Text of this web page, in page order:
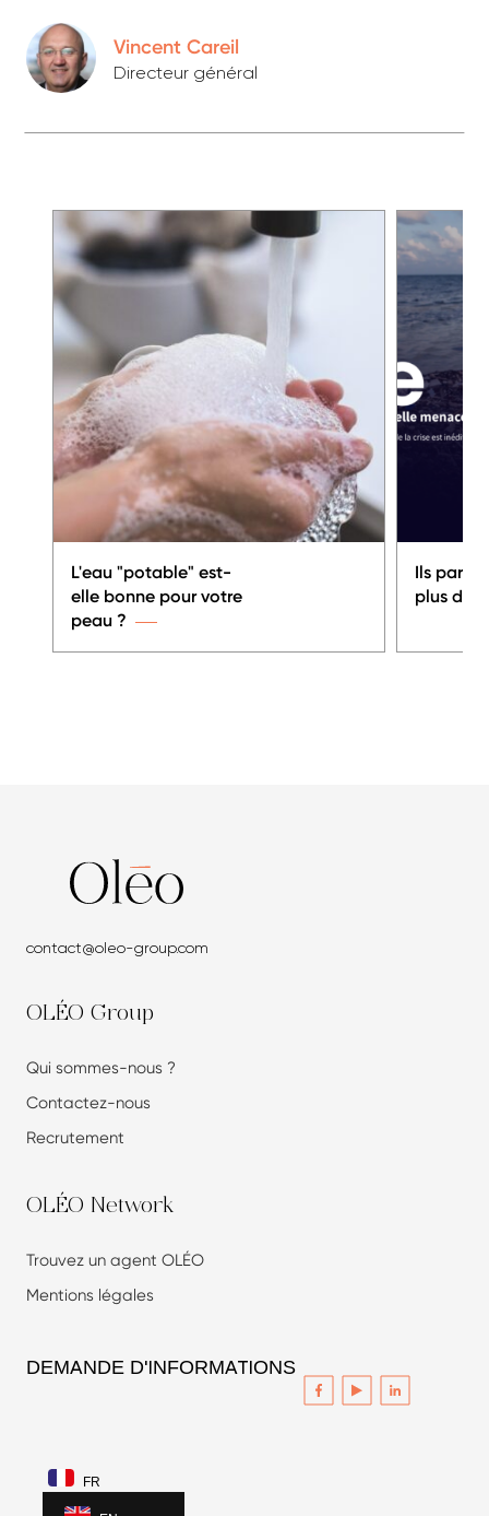
Vincent Careil
Directeur général
L'eau "potable" est-
elle bonne pour votre
peau ?
Ils
plus de
contact@oleo-group.com
OLÉO Group
Qui sommes-nous ?
Contactez-nous
Recrutement
OLÉO Network
Trouvez un agent OLÉO
Mentions légales
DEMANDE D'INFORMATIONS
FR